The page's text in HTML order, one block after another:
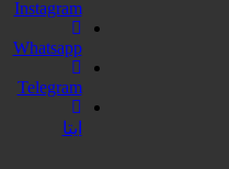
Instagram
Whatsapp
Telegram
ایتا